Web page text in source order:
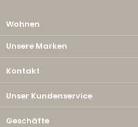
Wohnen
Unsere Marken
Kontakt
Unser Kundenservice
Geschäfte